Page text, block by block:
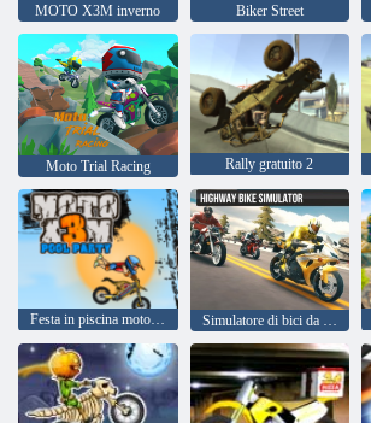
MOTO X3M inverno Biker Street
Moto Trial Racing Rally gratuito 2
Festa in piscina moto x3m Simulatore di bici da strada